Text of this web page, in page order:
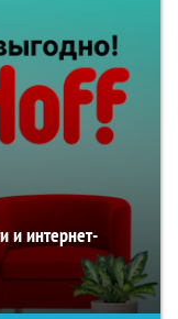
и интернет-